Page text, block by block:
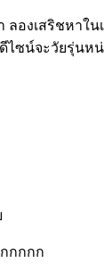
ลองเสริชหาใ
ไซน์จะวัยรุ่นห
กกกก